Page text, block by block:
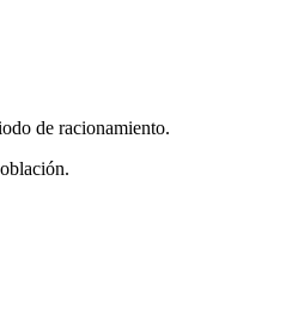
de racionamiento.